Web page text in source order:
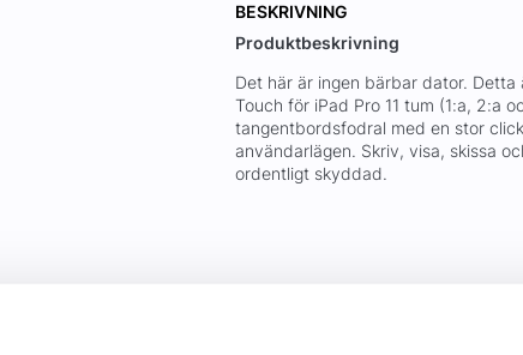
BESKRIVNING
Produktbeskrivning
Det här är ingen bärbar dator.
Touch för iPad Pro 11 tum (1:a, 2:a
tangentbordsfodral med en stor
användarlägen. Skriv, visa, skissa
ordentligt skyddad.